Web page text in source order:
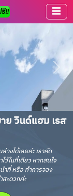
ย วินด์แฮม เรส
งได้เลยค่ะ เราคัด
ในที่เดียว หากสนใจ
าที่ หรือ ทำการจอง
ะดวกค่ะ